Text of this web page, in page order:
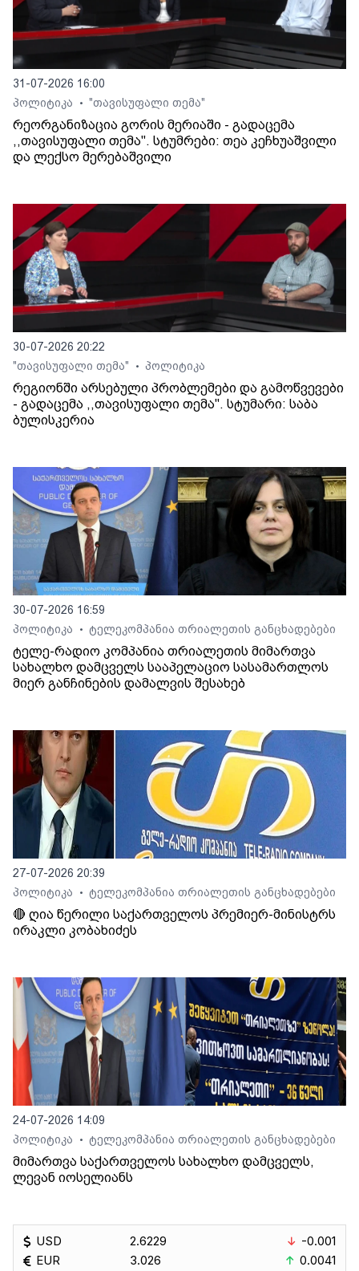
31-07-2026 16:00
პოლიტიკა
• "თავისუფალი თემა"
რეორგანიზაცია გორის მერიაში - გადაცემა
,,თავისუფალი თემა". სტუმრები: თეა კეჩხუაშვილი
და ლექსო მერებაშვილი
30-07-2026 20:22
"თავისუფალი თემა"
• პოლიტიკა
რეგიონში არსებული პრობლემები და გამოწვევები
- გადაცემა ,,თავისუფალი თემა". სტუმარი: საბა
ბულისკერია
30-07-2026 16:59
პოლიტიკა
• ტელეკომპანია თრიალეთის განცხადებები
ტელე-რადიო კომპანია თრიალეთის მიმართვა
სახალხო დამცველს სააპელაციო სასამართლოს
მიერ განჩინების დამალვის შესახებ
27-07-2026 20:39
პოლიტიკა
• ტელეკომპანია თრიალეთის განცხადებები
🔴 ღია წერილი საქართველოს პრემიერ-მინისტრს
ირაკლი კობახიძეს
24-07-2026 14:09
პოლიტიკა
• ტელეკომპანია თრიალეთის განცხადებები
მიმართვა საქართველოს სახალხო დამცველს,
ლევან იოსელიანს
USD
EUR
2.6229
3.026
-0.001
0.0041